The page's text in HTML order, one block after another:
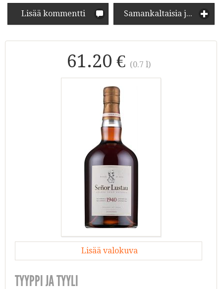
Lisää kommentti Samankaltaisia juomia
61.20 € (0.7 l)
Lisää valokuva
TYYPPI JA TYYLI